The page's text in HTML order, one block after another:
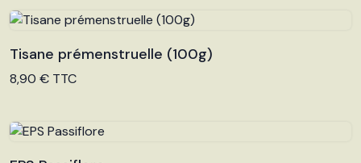
Voir le produit
Tisane prémenstruelle (100g)
8,90 € TTC